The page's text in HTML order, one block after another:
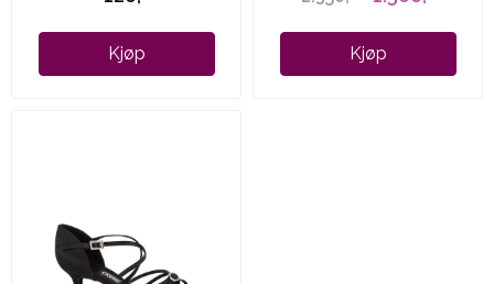
Kjøp Kjøp